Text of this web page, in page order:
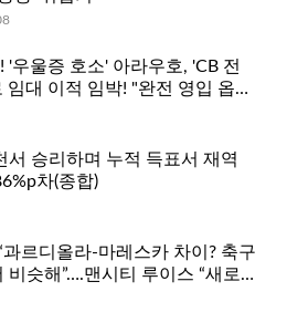
'우울증 호소' 아라우호, 'CB 전
임대 이적 임박! "완전 영입 옵션
서 승리하며 누적 득표서 재역
차(종합)
과르디올라-마레스카 차이? 축구
비슷해”….맨시티 루이스 “새로운
중”